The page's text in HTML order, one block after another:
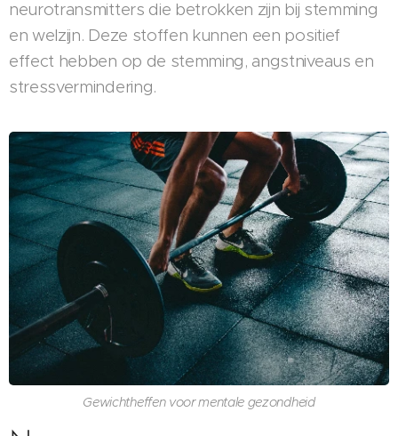
neurotransmitters die betrokken zijn bij stemming
en welzijn. Deze stoffen kunnen een positief
effect hebben op de stemming, angstniveaus en
stressvermindering.
Gewichtheffen voor mentale gezondheid